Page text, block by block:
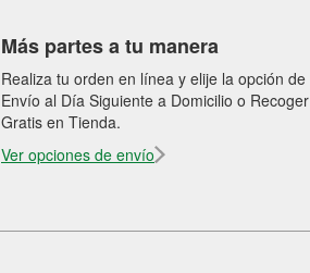
Más partes a tu manera
Realiza tu orden en línea y elije la opción de
Envío al Día Siguiente a Domicilio o Recoger
Gratis en Tienda.
Ver opciones de envío